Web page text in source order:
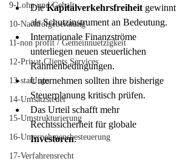
9-Lohn und Gehalt
10-Nachfolgeberatung
11-non profit / Gemeinnuetzigkeit
12-Privat Clients Services
13-start ups
14-Umsatzsteuer
15-Umstrukturierung
16-Unternehmensbesteuerung
17-Verfahrensrecht
Die Kapitalverkehrsfreiheit gewinnt
als Schutzinstrument an Bedeutung.
Internationale Finanzströme
unterliegen neuen steuerlichen
Rahmenbedingungen.
Unternehmen sollten ihre bisherige
Steuerplanung kritisch prüfen.
Das Urteil schafft mehr
Rechtssicherheit für globale
Investoren.